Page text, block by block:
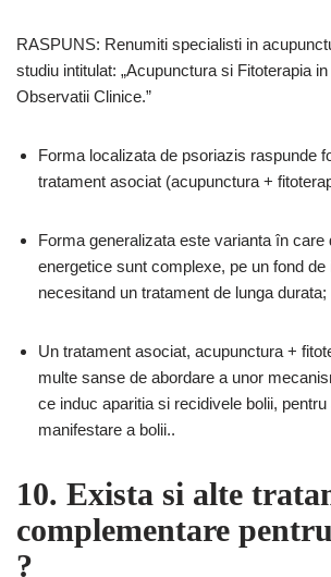
RASPUNS: Renumiti specialisti in
studiu intitulat: „Acupunctura si Fitoterapia
Observatii Clinice.”
Forma localizata de psoriazis raspunde
tratament asociat (acupunctura +
Forma generalizata este varianta în care
energetice sunt complexe, pe un fond
necesitand un tratament de lunga durata;
Un tratament asociat, acupunctura +
multe sanse de abordare a unor
ce induc aparitia si recidivele bolii,
manifestare a bolii..
10. Exista si alte
complementare
?